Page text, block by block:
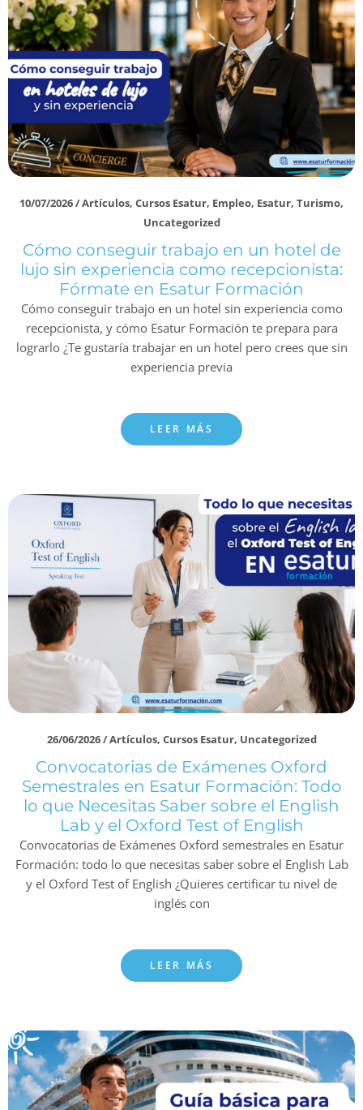
10/07/2026/Artículos, Cursos Esatur, Empleo, Esatur, Turismo,
Uncategorized
Cómo conseguir trabajo en un hotel de
lujo sin experiencia como recepcionista:
Fórmate en Esatur Formación
Cómo conseguir trabajo en un hotel sin experiencia como
recepcionista, y cómo Esatur Formación te prepara para
lograrlo ¿Te gustaría trabajar en un hotel pero crees que sin
experiencia previa
LEER MÁS
26/06/2026/Artículos, Cursos Esatur, Uncategorized
Convocatorias de Exámenes Oxford
Semestrales en Esatur Formación: Todo
lo que Necesitas Saber sobre el English
Lab y el Oxford Test of English
Convocatorias de Exámenes Oxford semestrales en Esatur
Formación: todo lo que necesitas saber sobre el English Lab
y el Oxford Test of English ¿Quieres certificar tu nivel de
inglés con
LEER MÁS